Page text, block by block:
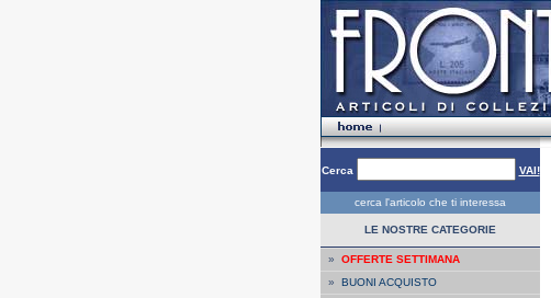
Cerca VAI!
cerca l'articolo che ti interessa
LE NOSTRE CATEGORIE
» OFFERTE SETTIMANA
» BUONI ACQUISTO